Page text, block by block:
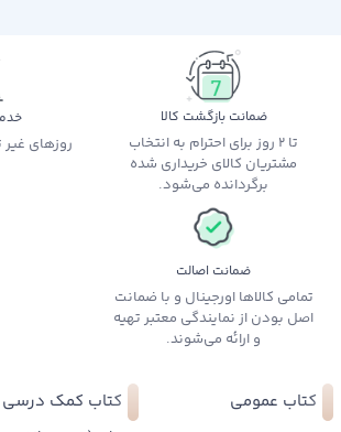
ضمانت بازگشت کالا
تا 2 روز برای احترام به انتخاب
مشتریان کالای خریداری شده
برگردانده می‌شود.
ضمانت اصالت
تمامی کالاها اورجینال و با ضمانت
اصل بودن از نمایندگی معتبر تهیه
و ارائه می‌شوند.
کتاب عمومی کتاب کمک درسی